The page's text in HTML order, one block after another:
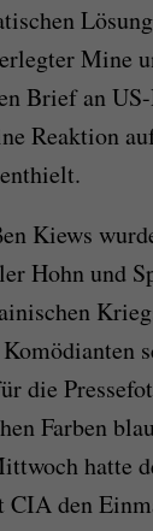
Mine
Brief an
Reaktion
Kiews
Hohn und
die
Farben
hatte
CIA den